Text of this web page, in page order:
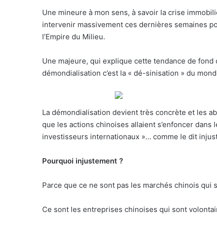
Une mineure à mon sens, à savoir la crise
intervenir massivement ces dernières semaines
l’Empire du Milieu.
Une majeure, qui explique cette tendance de fond
démondialisation c’est la « dé-sinisation » du
La démondialisation devient très concrète et les
que les actions chinoises allaient s’enfoncer
investisseurs internationaux »… comme le dit
Pourquoi injustement ?
Parce que ce ne sont pas les marchés chinois
Ce sont les entreprises chinoises qui sont